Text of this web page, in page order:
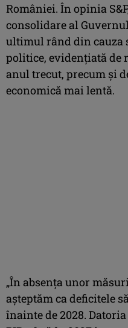
României. În opinia
consolidare al
ultimul rând din
politice, evidenţiată de
anul trecut, precum şi
economică mai lentă.
„În absenţa unor
aşteptăm ca deficitele
înainte de 2028.